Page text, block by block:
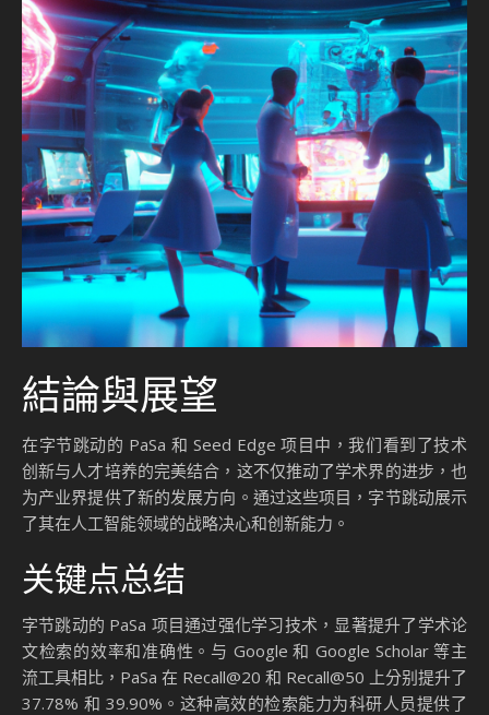
結論與展望
在字节跳动的 PaSa 和 Seed Edge 项目中，我们看到了技术
创新与人才培养的完美结合，这不仅推动了学术界的进步，也
为产业界提供了新的发展方向。通过这些项目，字节跳动展示
了其在人工智能领域的战略决心和创新能力。
关键点总结
字节跳动的 PaSa 项目通过强化学习技术，显著提升了学术论
文检索的效率和准确性。与 Google 和 Google Scholar 等主
流工具相比，PaSa 在 Recall@20 和 Recall@50 上分别提升了
37.78% 和 39.90%。这种高效的检索能力为科研人员提供了